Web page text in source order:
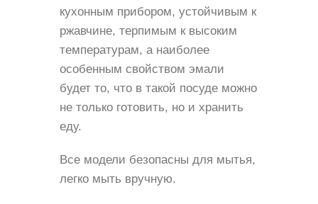
кухонным прибором, устойчивым к
ржавчине, терпимым к высоким
температурам, а наиболее
особенным свойством эмали
будет то, что в такой посуде можно
не только готовить, но и хранить
еду.
Все модели безопасны для мытья,
легко мыть вручную.